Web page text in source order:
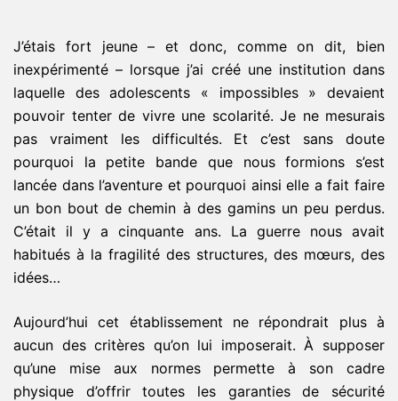
J’étais fort jeune – et donc, comme on dit, bien
inexpérimenté – lorsque j’ai créé une institution dans
laquelle des adolescents « impossibles » devaient
pouvoir tenter de vivre une scolarité. Je ne mesurais
pas vraiment les difficultés. Et c’est sans doute
pourquoi la petite bande que nous formions s’est
lancée dans l’aventure et pourquoi ainsi elle a fait faire
un bon bout de chemin à des gamins un peu perdus.
C’était il y a cinquante ans. La guerre nous avait
habitués à la fragilité des structures, des mœurs, des
idées…
Aujourd’hui cet établissement ne répondrait plus à
aucun des critères qu’on lui imposerait. À supposer
qu’une mise aux normes permette à son cadre
physique d’offrir toutes les garanties de sécurité